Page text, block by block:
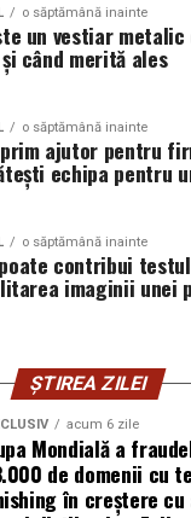
cybersecurity
proactiv la
filtrarea traficului
Dar
ci mai ales
nu poate opri un
o pagină clonată. În
rămâne prima
Chief
lună
online și furtul
s-au
mici și mari
distractive și
o săptămână inainte
un vestiar
și când merită ales
o săptămână inainte
ajutor pentru
echipa pentru
o săptămână inainte
contribui
imaginii unei
ȘTIREA ZILEI
acum 6 zile
Mondială a
de domenii cu
în creștere